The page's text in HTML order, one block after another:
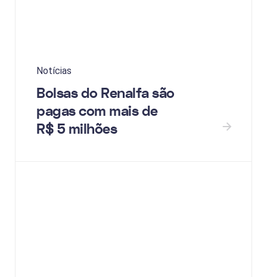
Notícias
Bolsas do Renalfa são
pagas com mais de
R$ 5 milhões